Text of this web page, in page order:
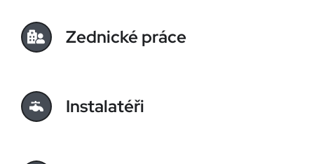
Zednické práce
Instalatéři